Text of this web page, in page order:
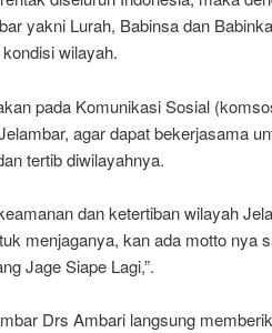
yakni Lurah, Babinsa dan
wilayah.
pada Komunikasi Sosial
agar dapat bekerjasama
tertib diwilayahnya.
dan ketertiban wilayah
menjaganya, kan ada motto nya
Jage Siape Lagi,”.
Drs Ambari langsung